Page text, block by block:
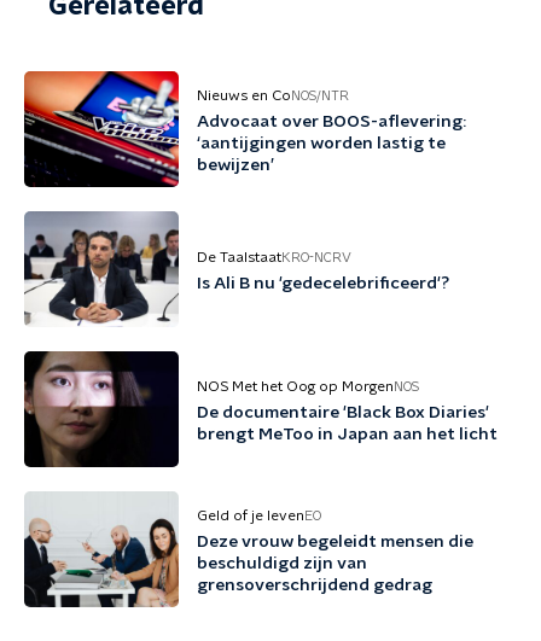
Gerelateerd
Nieuws en Co NOS/NTR
Advocaat over BOOS-aflevering:
‘aantijgingen worden lastig te
bewijzen’
De TaalstaatKRO-NCRV
Is Ali B nu 'gedecelebrificeerd'?
NOS Met het Oog op Morgen NOS
De documentaire 'Black Box Diaries'
brengt MeToo in Japan aan het licht
Geld of je leven EO
Deze vrouw begeleidt mensen die
beschuldigd zijn van
grensoverschrijdend gedrag